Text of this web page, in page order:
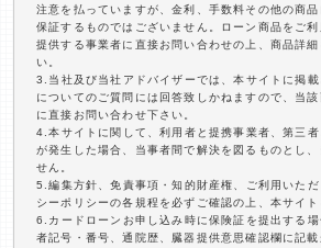
注意を払っていますが、金利、手数料その他の商
保証するものではございません。ローン商品をご
提供する事業者に直接お問い合わせの上、商品詳
い。
3.当社及び当社アドバイザーでは、本サイトに掲
についてのご質問には回答致しかねますので、当
に直接お問い合わせ下さい。
4.本サイトに関して、利用者と提携事業者、第三
が発生した場合、当事者間で解決を図るものとし
せん。
5.編集方針、免責事項・知的財産権、ご利用いた
シーポリシーの各規程を必ずご確認の上、本サイト
6.カードローンお申し込み時に保険証を提出する
者記号・番号、通院歴、臓器提供意思確認欄に記